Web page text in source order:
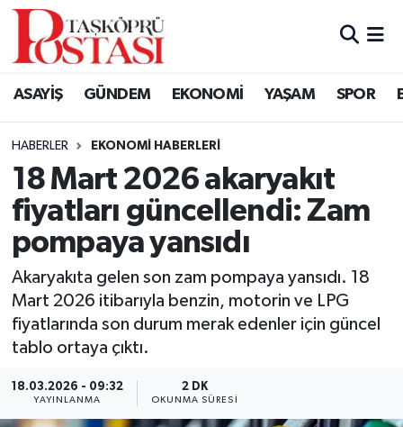
ASAYİŞ GÜNDEM EKONOMİ YAŞAM SPOR
HABERLER EKONOMI HABERLERI
18 Mart 2026 akaryakıt
fiyatları güncellendi: Zam
pompaya yansıdı
Akaryakıta gelen son zam pompaya yansıdı. 18
Mart 2026 itibarıyla benzin, motorin ve LPG
fiyatlarında son durum merak edenler için güncel
tablo ortaya çıktı.
18.03.2026 - 09:32
YAYINLANMA
2 DK
OKUNMA SÜRESI
Kastamonu Vefat Edenler
Araç Haberleri
Azdavay Haberleri
Bozkurt Haberleri
Çatalzeytin Haberleri
Cide Haberleri